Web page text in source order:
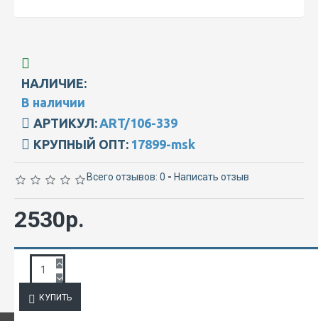
НАЛИЧИЕ:
В наличии
АРТИКУЛ: ART/106-339
КРУПНЫЙ ОПТ: 17899-msk
Всего отзывов: 0 - Написать отзыв
2530р.
КУПИТЬ